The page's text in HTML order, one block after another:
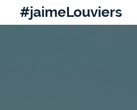
#jaimeLouviers